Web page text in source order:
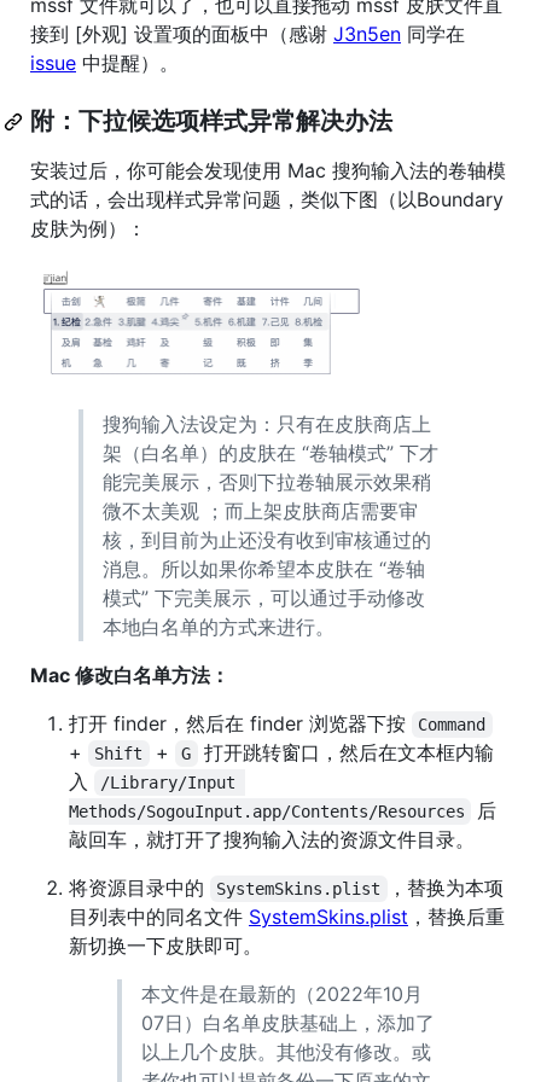
mssf 文件就可以了，也可以直接拖动 mssf 皮肤文件直
接到 [外观] 设置项的面板中（感谢 J3n5en 同学在
issue 中提醒）。
附：下拉候选项样式异常解决办法
安装过后，你可能会发现使用 Mac 搜狗输入法的卷轴模
式的话，会出现样式异常问题，类似下图（以Boundary
皮肤为例）：
搜狗输入法设定为：只有在皮肤商店上
架（白名单）的皮肤在 “卷轴模式” 下才
能完美展示，否则下拉卷轴展示效果稍
微不太美观 ；而上架皮肤商店需要审
核，到目前为止还没有收到审核通过的
消息。所以如果你希望本皮肤在 “卷轴
模式” 下完美展示，可以通过手动修改
本地白名单的方式来进行。
Mac 修改白名单方法：
打开 finder，然后在 finder 浏览器下按
Command
+ Shift + G
打开跳转窗口，然后在文本框内输
入
/Library/Input
Methods/SogouInput.app/Contents/Resources
后
敲回车，就打开了搜狗输入法的资源文件目录。
将资源目录中的
SystemSkins.plist
，替换为本项
目列表中的同名文件 SystemSkins.plist ，替换后重
新切换一下皮肤即可。
本文件是在最新的（2022年10月
07日）白名单皮肤基础上，添加了
以上几个皮肤。其他没有修改。或